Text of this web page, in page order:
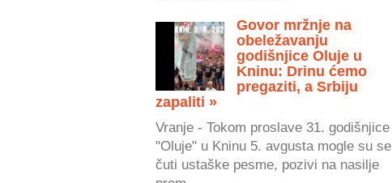
Govor mržnje na
obeležavanju
godišnjice Oluje u
Kninu: Drinu ćemo
pregaziti, a Srbiju
zapaliti »
Vranje - Tokom proslave 31. godišnjice
"Oluje" u Kninu 5. avgusta mogle su se
čuti ustaške pesme, pozivi na nasilje